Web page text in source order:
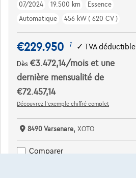
07/2024
19.500 km
Essence
Automatique
456 kW ( 620 CV )
€229.950 1 ✓TVA déductible
Dès€3.472,14/moiset une
dernière mensualité de
€72.457,14
Découvrez l’exemple chiffré complet
8490 Varsenare,XOTO
Comparer